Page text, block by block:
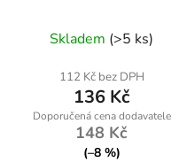
Skladem (>5 ks)
112 Kč bez DPH
136 Kč
148 Kč
(–8 %)